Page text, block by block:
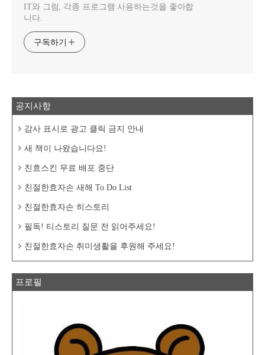
IT와 그림, 각종 프로그램 사용하는것을 좋아합
니다.
구독하기
공지사항
감사 표시로 광고 클릭 금지 안내
새 책이 나왔습니다요!
친효스킨 무료 배포 중단
친절한효자손 새해 To Do List
친절한효자손 히스토리
필독! 티스토리 질문 전 읽어주세요!
친절한효자손 취미생활을 후원해 주세요!
프로필